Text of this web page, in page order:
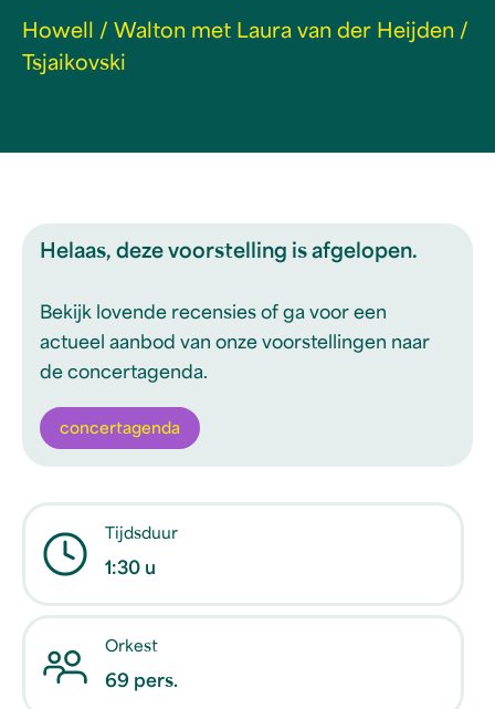
Howell / Walton met Laura van der Heijden /
Tsjaikovski
Tijdsduur
1:30 u
Orkest
69 pers.
Helaas, deze voorstelling is afgelopen.
Bekijk lovende recensies of ga voor een
actueel aanbod van onze voorstellingen naar
de concertagenda.
concertagenda